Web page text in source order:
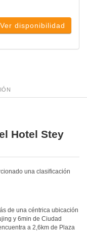
Ver disponibilidad
Hotel Stey
una clasificación
de una céntrica ubicación
y 6min de Ciudad
a 2,6km de Plaza